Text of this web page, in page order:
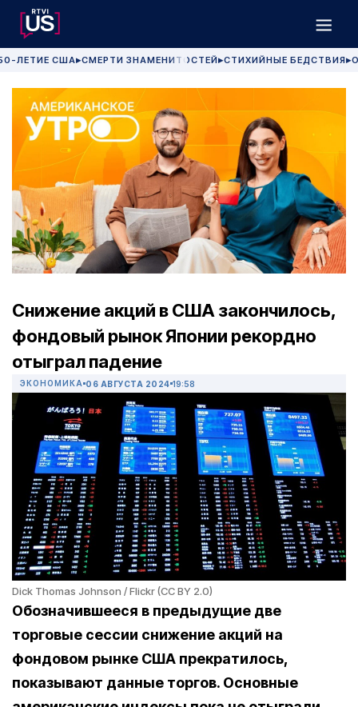
ЛЕТИЕ США▶СМЕРТИ ЗНАМЕНИТОСТЕЙ▶СТИХИЙНЫЕ БЕДСТВИЯ▶
Снижение акций в США закончилось,
фондовый рынок Японии рекордно
отыграл падение
ЭКОНОМИКА 06 АВГУСТА 2024 19:58
Dick Thomas Johnson / Flickr (CC BY 2.0)
Обозначившееся в предыдущие две
торговые сессии снижение акций на
фондовом рынке США прекратилось,
показывают данные торгов. Основные